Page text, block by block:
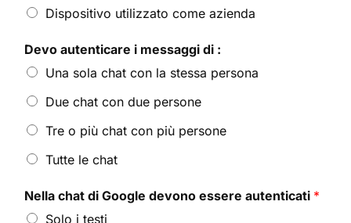
Dispositivo utilizzato come azienda
Devo autenticare i messaggi di :
Una sola chat con la stessa persona
Due chat con due persone
Tre o più chat con più persone
Tutte le chat
Nella chat di Google devono essere autenticati *
Solo i testi